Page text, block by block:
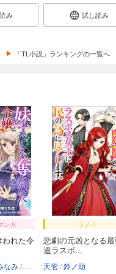
み 試し読み
「TL小説」ランキングの一覧へ
ンガ
われた令
なみ 鈴ノ助
ラノベ
悲劇の元凶となる
道ラスボ...
天壱 鈴ノ助